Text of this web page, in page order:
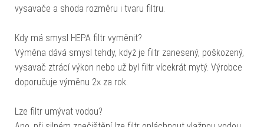
vysavače a shoda rozměru i tvaru filtru.
Kdy má smysl HEPA filtr vyměnit?
Výměna dává smysl tehdy, když je filtr zanesený, poškozený,
vysavač ztrácí výkon nebo už byl filtr vícekrát mytý. Výrobce
doporučuje výměnu 2× za rok.
Lze filtr umývat vodou?